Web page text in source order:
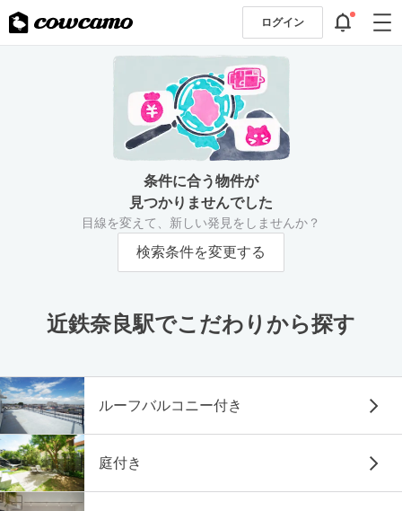
ログイン
条件に合う物件が
見つかりませんでした
目線を変えて、新しい発見をしませんか？
検索条件を変更する
近鉄奈良駅でこだわりから探す
ルーフバルコニー付き
庭付き